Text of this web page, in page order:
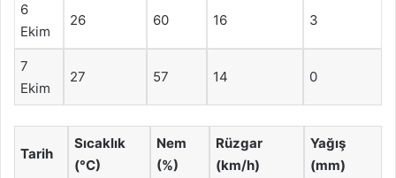
6
Ekim
26 60 16 3
7
Ekim
27 57 14 0
Tarih
Sıcaklık
(°C)
Nem
(%)
Rüzgar
(km/h)
Yağış
(mm)